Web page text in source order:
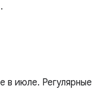
.
в июле. Регулярные